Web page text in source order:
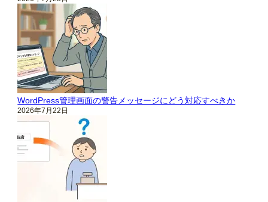
WordPress管理画面の警告メッセージにどう対応すべきか
2026年7月22日